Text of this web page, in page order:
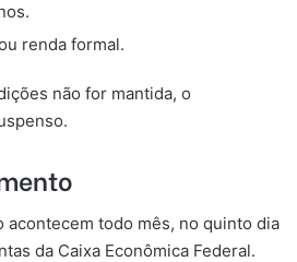
renda formal.
não for mantida, o
acontecem todo mês, no quinto dia
da Caixa Econômica Federal.